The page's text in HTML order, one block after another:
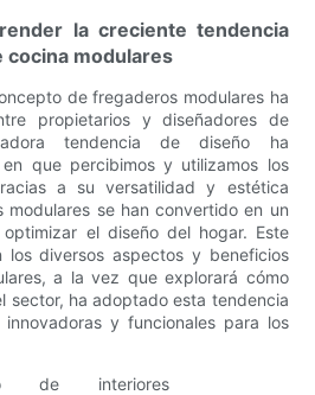
la creciente tendencia
cocina modulares
de fregaderos modulares ha
propietarios y diseñadores de
tendencia de diseño ha
que percibimos y utilizamos los
a su versatilidad y estética
modulares se han convertido en un
el diseño del hogar. Este
los diversos aspectos y beneficios
a la vez que explorará cómo
sector, ha adoptado esta tendencia
y funcionales para los